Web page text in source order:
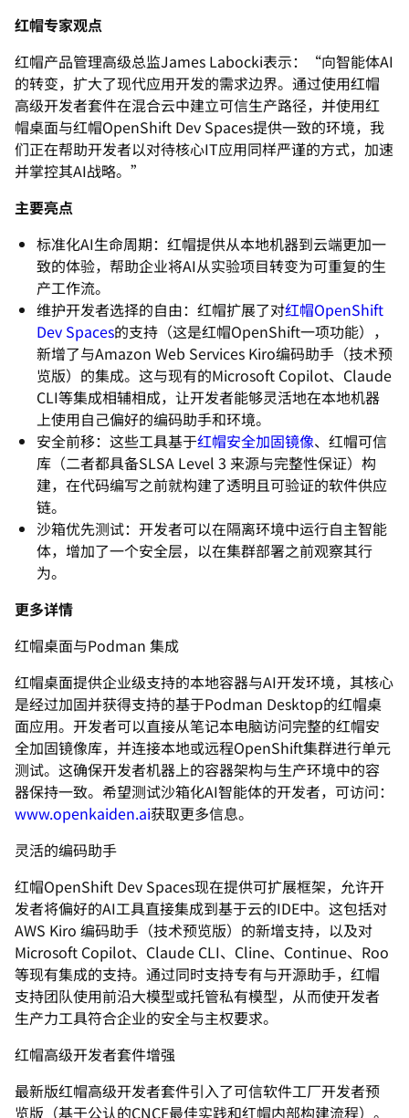
红帽专家观点
红帽产品管理高级总监James Labocki表示：“向智能体AI
的转变， 扩大了现代应用开发的需求边界。 通过使用红帽
高级开发者套件在混合云中建立可信生产路径， 并使用红
帽桌面与红帽OpenShift Dev Spaces提供一致的环境，我
们正在帮助开发者以对待核心IT应用同样严谨的方式，加速
并掌控其AI战略。”
主要亮点
标准化AI生命周期：红帽提供从本地机器到云端更加一
致的体验， 帮助企业将AI从实验项目转变为可重复的生
产工作流。
维护开发者选择的自由：红帽扩展了对红帽OpenShift
Dev Spaces的支持（这是红帽OpenShift一项功能），
新增了与Amazon Web Services Kiro编码助手（技术预
览版）的集成。这与现有的Microsoft Copilot、Claude
CLI等集成相辅相成， 让开发者能够灵活地在本地机器
上使用自己偏好的编码助手和环境。
安全前移：这些工具基于红帽安全加固镜像、红帽可信
库（二者都具备SLSA Level 3 来源与完整性保证）构
建， 在代码编写之前就构建了透明且可验证的软件供应
链。
沙箱优先测试：开发者可以在隔离环境中运行自主智能
体， 增加了一个安全层，以在集群部署之前观察其行
为。
更多详情
红帽桌面与Podman 集成
红帽桌面提供企业级支持的本地容器与AI开发环境， 其核心
是经过加固并获得支持的基于Podman Desktop的红帽桌
面应用。 开发者可以直接从笔记本电脑访问完整的红帽安
全加固镜像库， 并连接本地或远程OpenShift集群进行单元
测试。 这确保开发者机器上的容器架构与生产环境中的容
器保持一致。 希望测试沙箱化AI智能体的开发者，可访问：
www.openkaiden.ai获取更多信息。
灵活的编码助手
红帽OpenShift Dev Spaces现在提供可扩展框架，允许开
发者将偏好的AI工具直接集成到基于云的IDE中。这包括对
AWS Kiro 编码助手（技术预览版）的新增支持，以及对
Microsoft Copilot、Claude CLI、Cline、Continue、Roo
等现有集成的支持。通过同时支持专有与开源助手， 红帽
支持团队使用前沿大模型或托管私有模型， 从而使开发者
生产力工具符合企业的安全与主权要求。
红帽高级开发者套件增强
最新版红帽高级开发者套件引入了可信软件工厂开发者预
览版（基于公认的CNCF最佳实践和红帽内部构建流程）。